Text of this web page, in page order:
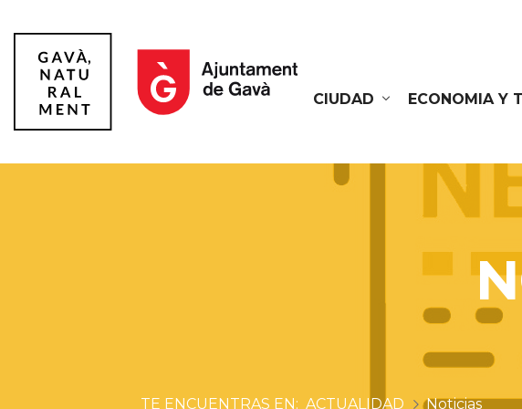
CIUDAD
ECONOMIA Y
ACTUALIDAD Noticias